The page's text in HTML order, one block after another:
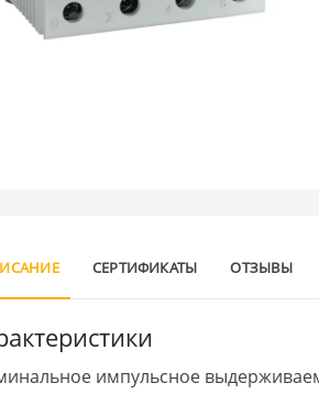
СЕРТИФИКАТЫ ОТЗЫВЫ
импульсное